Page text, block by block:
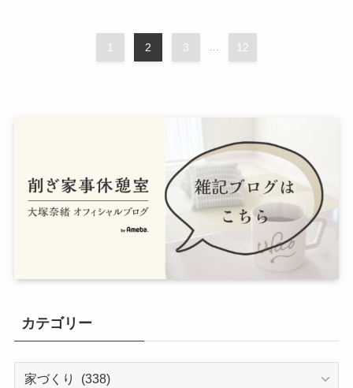
1 2 3 ... 12
カテゴリー
カ